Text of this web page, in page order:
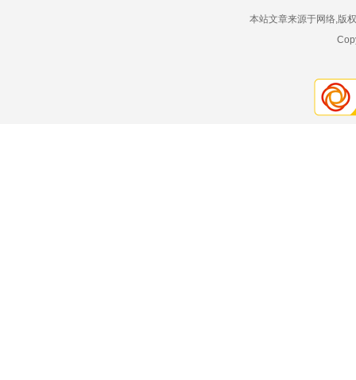
本站文章来源于网络,版